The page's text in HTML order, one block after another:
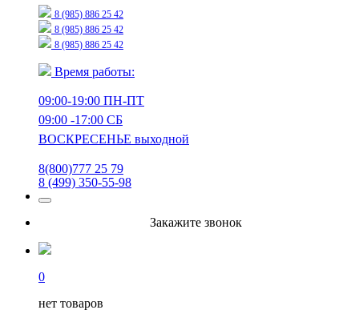
8 (985) 886 25 42
8 (985) 886 25 42
8 (985) 886 25 42
Время работы:
09:00-19:00 ПН-ПТ
09:00 -17:00 СБ
ВОСКРЕСЕНЬЕ выходной
8(800)777 25 79
8 (499) 350-55-98
Закажите звонок
0
нет товаров